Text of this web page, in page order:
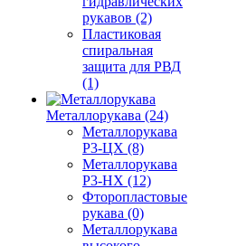
рукавов (2)
Пластиковая
спиральная
защита для РВД
(1)
Металлорукава (24)
Металлорукава
Р3-ЦХ (8)
Металлорукава
Р3-НХ (12)
Фторопластовые
рукава (0)
Металлорукава